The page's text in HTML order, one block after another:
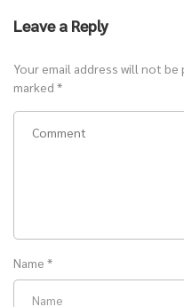
Leave a Reply
Your email address will not be
marked *
Name *